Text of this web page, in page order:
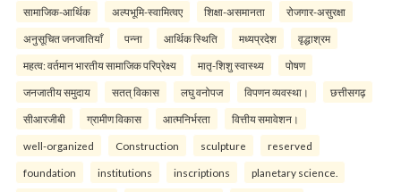
सामाजिक-आर्थिक अल्पभूमि-स्वामित्वए शिक्षा-असमानता रोजगार-असुरक्षा
अनुसूचित जनजातियाँ पन्ना आर्थिक स्थिति मध्यप्रदेश वृद्धाश्रम
महत्व: वर्तमान भारतीय सामाजिक परिप्रेक्ष्य मातृ-शिशु स्वास्थ्य पोषण
जनजातीय समुदाय सतत् विकास लघु वनोपज विपणन व्यवस्था। छत्तीसगढ़
सीआरजीबी ग्रामीण विकास आत्मनिर्भरता वित्तीय समावेशन।
well-organized Construction sculpture reserved
foundation institutions inscriptions planetary science.